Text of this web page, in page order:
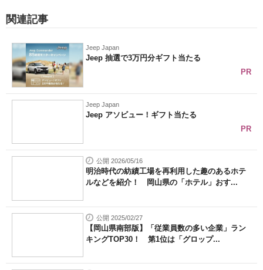
ITエンジニア向け専門サイト
企業向けIT製品の総合サイト
IT製品の技術・比較・事例
製造業のIT導入・活用を支援
モノづくり技術者専門サイト
エレクトロニクス専門サイト
電子設計の基本と応用
建設×テクノロジーの最前線
関連記事
Jeep Japan
Jeep 抽選で3万円分ギフト当たる
PR
Jeep Japan
Jeep アソビュー！ギフト当たる
PR
公開 2026/05/16
明治時代の紡績工場を再利用した趣のあるホテ
ルなどを紹介！ 岡山県の「ホテル」おす...
公開 2025/02/27
【岡山県南部版】「従業員数の多い企業」ラン
キングTOP30！ 第1位は「グロップ...